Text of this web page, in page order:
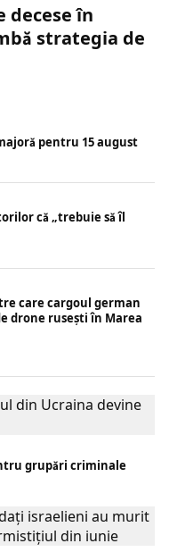
decese în
strategia de
pentru 15 august
că „trebuie să îl
care cargoul german
drone rusești în Marea
grupări criminale